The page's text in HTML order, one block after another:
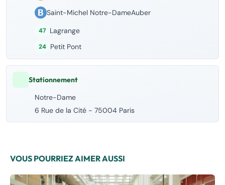
Saint-Michel Notre-DameAuber
47 Lagrange
24 Petit Pont
Stationnement
Notre-Dame
6 Rue de la Cité - 75004 Paris
VOUS POURRIEZ AIMER AUSSI